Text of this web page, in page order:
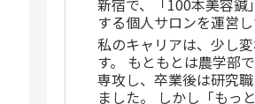
新宿で、「100本美容鍼
する個人サロンを運営し
私のキャリアは、少し
す。 もともとは農学部
専攻し、卒業後は研究
ました。 しかし「もっ